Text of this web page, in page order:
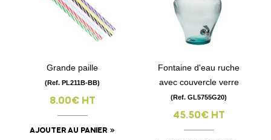
Grande paille
(Ref. PL211B-BB)
8.00€ HT
AJOUTER AU PANIER
Fontaine d'eau ruche
avec couvercle verre
(Ref. GL5755G20)
45.50€ HT